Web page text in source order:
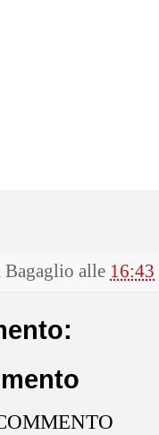
Bagaglio alle 16:43